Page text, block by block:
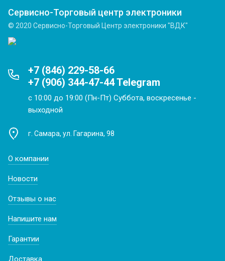
Сервисно-Торговый центр электроники
© 2020 Сервисно-Торговый Центр электроники "ВДК"
+7 (846) 229-58-66
+7 (906) 344-47-44 Telegram
с 10:00 до 19:00 (Пн-Пт) Суббота, воскресенье -
выходной
г. Самара, ул. Гагарина, 98
О компании
Новости
Отзывы о нас
Напишите нам
Гарантии
Доставка